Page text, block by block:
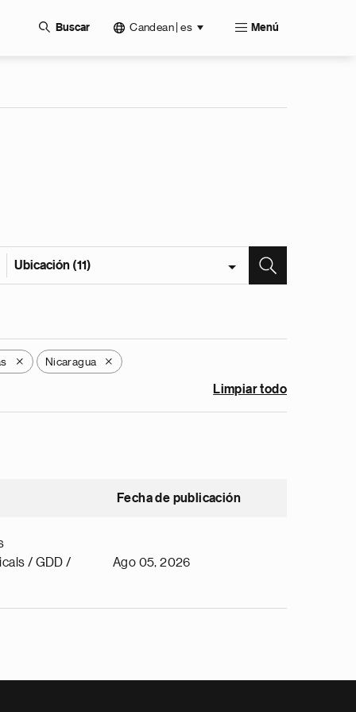
Buscar Candean | es Menú
Ubicación (11)
X Nicaragua X
Limpiar todo
Fecha de publicación
/ GDD /
Ago 05, 2026